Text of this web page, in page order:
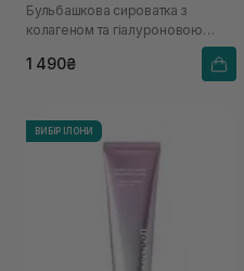
Бульбашкова сироватка з
колагеном та гіалуроновою
1 490₴
ВИБІР ІЛОНИ